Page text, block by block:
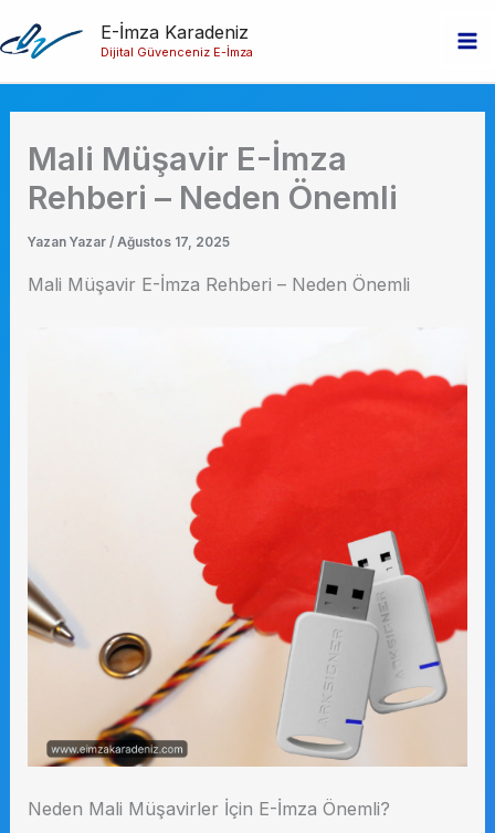
atla
E-İmza Karadeniz
Dijital Güvenceniz E-İmza
Mali Müşavir E-İmza
Rehberi – Neden Önemli
Yazan Yazar /Ağustos 17, 2025
Mali Müşavir E-İmza Rehberi – Neden Önemli
Neden Mali Müşavirler İçin E-İmza Önemli?